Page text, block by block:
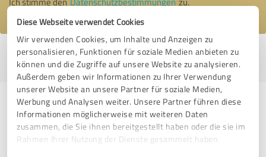
Diese Webseite verwendet Cookies
Wir verwenden Cookies, um Inhalte und Anzeigen zu
personalisieren, Funktionen für soziale Medien anbieten zu
können und die Zugriffe auf unsere Website zu analysieren.
Außerdem geben wir Informationen zu Ihrer Verwendung
unserer Website an unsere Partner für soziale Medien,
Werbung und Analysen weiter. Unsere Partner führen diese
Informationen möglicherweise mit weiteren Daten
zusammen, die Sie ihnen bereitgestellt haben oder die sie im
Rahmen Ihrer Nutzung der Dienste gesammelt haben.
Profil aktiv seit 20.04.2022 |Letzte Aktualisierung: 03.08.2026|Profil
melden
Erfahrungen zu weiteren
Anbietern aus dem Bereich
Weiterbildung